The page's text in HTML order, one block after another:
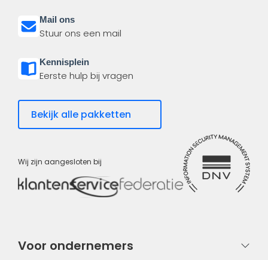
Mail ons
Stuur ons een mail
Kennisplein
Eerste hulp bij vragen
Bekijk alle pakketten
Wij zijn aangesloten bij
Voor ondernemers